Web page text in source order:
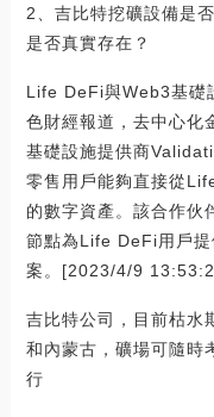
2、吉比特挖礦設備是
是否真實存在？
Life DeFi與Web3基礎
色財經報道，去中心
基礎設施提供商
零售用戶能夠直接從
的數字資產。該合作
節點為Life DeFi用戶
案。[2023/4/9
吉比特公司，目前枯水
和內蒙古，礦場可隨時
行